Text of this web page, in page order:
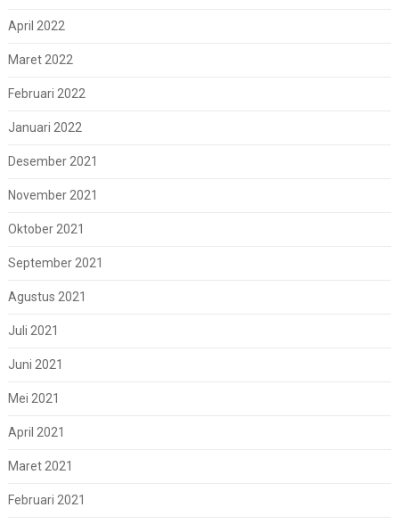
April 2022
Maret 2022
Februari 2022
Januari 2022
Desember 2021
November 2021
Oktober 2021
September 2021
Agustus 2021
Juli 2021
Juni 2021
Mei 2021
April 2021
Maret 2021
Februari 2021